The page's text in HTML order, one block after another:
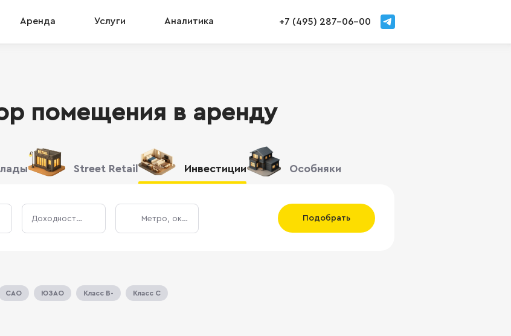
Аренда Услуги Аналитика +7 (495) 287-06-00
помещения в аренду
Street Retail Инвестиции Особняки
Доходность, % Подобрать
САО ЮЗАО Класс B- Класс C